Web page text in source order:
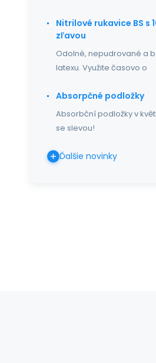
Nitrilové rukavice BS s
zľavou
Odolné, nepudrované a
latexu. Využite časovo o
Absorpčné podložky
Absorbční podložky v
se slevou!
Ďalšie novinky